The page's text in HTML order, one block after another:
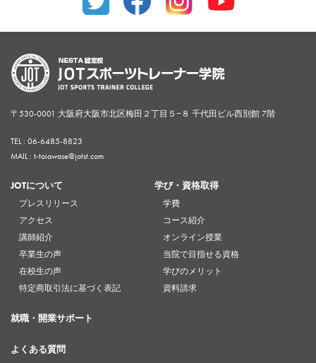
〒530-0001 大阪府大阪市北区梅田２丁目５−８ 千代田ビル西別館 7階
TEL : 06-6485-8823
MAIL : t-toiawase@jotst.com
JOTについて
プレスリリース
アクセス
講師紹介
卒業生の声
在校生の声
特定商取引法に基づく表記
学び・資格取得
学費
コース紹介
オンライン授業
当院で目指せる資格
学びのメリット
資料請求
就職・開業サポート
よくある質問